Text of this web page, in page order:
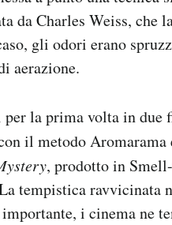
da Charles Weiss, che
gli odori erano
aerazione.
la prima volta in due
il metodo Aromarama
, prodotto in
tempistica ravvicinata
i cinema ne